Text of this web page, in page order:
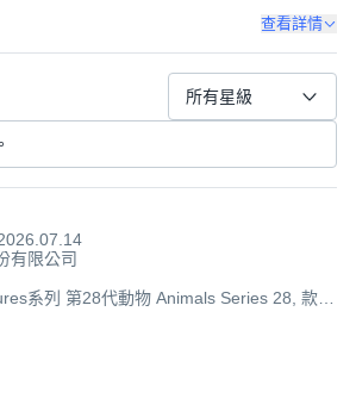
查看詳情
所有星級
有限公司
系列 第28代動物 Animals Series 28, 款式